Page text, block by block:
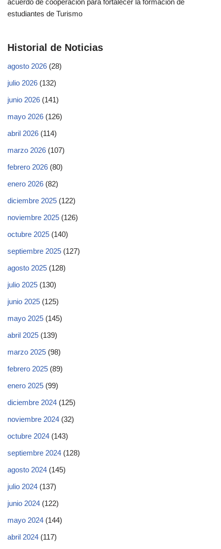
acuerdo de cooperación para fortalecer la formación de
estudiantes de Turismo
Historial de Noticias
agosto 2026 (28)
julio 2026 (132)
junio 2026 (141)
mayo 2026 (126)
abril 2026 (114)
marzo 2026 (107)
febrero 2026 (80)
enero 2026 (82)
diciembre 2025 (122)
noviembre 2025 (126)
octubre 2025 (140)
septiembre 2025 (127)
agosto 2025 (128)
julio 2025 (130)
junio 2025 (125)
mayo 2025 (145)
abril 2025 (139)
marzo 2025 (98)
febrero 2025 (89)
enero 2025 (99)
diciembre 2024 (125)
noviembre 2024 (32)
octubre 2024 (143)
septiembre 2024 (128)
agosto 2024 (145)
julio 2024 (137)
junio 2024 (122)
mayo 2024 (144)
abril 2024 (117)